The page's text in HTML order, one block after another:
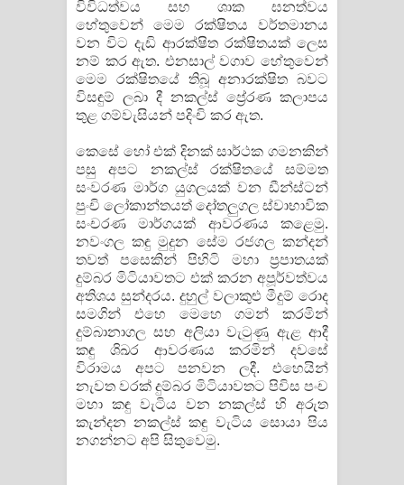
විවිධත්වය සහ ශාක ඝනත්වය
හේතුවෙන් මෙම රක්ෂිතය වර්තමානය
වන විට දැඩි ආරක්ෂිත රක්ෂිතයක් ලෙස
නම් කර ඇත. එනසාල් වගාව හේතුවෙන්
මෙම රක්ෂිතයේ තිබූ අනාරක්ෂිත බවට
විසඳුම් ලබා දී නකල්ස් ප්‍රේරණ කලාපය
තුළ ගම්වැසියන් පදිංචි කර ඇත.
කෙසේ හෝ එක් දිනක් සාර්ථක ගමනකින්
පසු අපට නකල්ස් රක්ෂිතයේ සම්මත
සංවරණ මාර්ග යුගලයක් වන ඩීන්ස්ටන්
පුංචි ලෝකාන්තයත් දෝතලුගල ස්වාභාවික
සංචරණ මාර්ගයක් ආවරණය කළෙමු.
නවංගල කඳු මුදුන සේම රජගල කන්දන්
තවත් පසෙකින් පිහිටි මහා ප්‍රපාතයක්
දුම්බර මිටියාවතට එක් කරන අපූර්වත්වය
අතිශය සුන්දරය. දුහුල් වලාකුළු මීදුම් රොද
සමගින් එහෙ මෙහෙ ගමන් කරමින්
දුම්බානාගල සහ අලියා වැටුණු ඇළ ආදී
කඳු ශිඛර ආවරණය කරමින් දවසේ
විරාමය අපට පනවන ලදී. එහෙයින්
නැවත වරක් දුම්බර මිටියාවතට පිවිස පංච
මහා කඳු වැටිය වන නකල්ස් හි අරුත
කැන්දන නකල්ස් කඳු වැටිය සොයා පිය
නගන්නට අපි සිතුවෙමු.